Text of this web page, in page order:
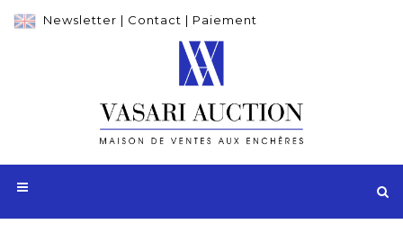
Newsletter | Contact | Paiement